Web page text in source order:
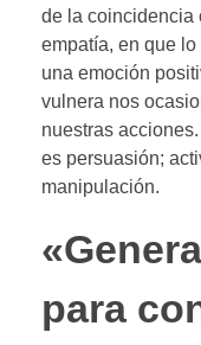
de la coincidencia
empatía, en que
una emoción
vulnera nos
nuestras
es persuasión;
manipulación.
para